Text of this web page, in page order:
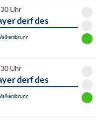
Uhr
derf des
Uhr
derf des